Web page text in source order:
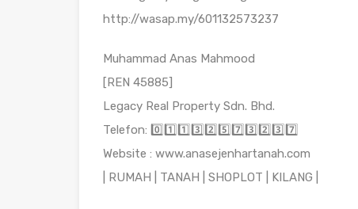
http://wasap.my/601132573237
Muhammad Anas Mahmood
[REN 45885]
Legacy Real Property Sdn. Bhd.
Telefon: 0️⃣1️⃣1️⃣3️⃣2️⃣5️⃣7️⃣3️⃣2️⃣3️⃣7️⃣
Website : www.anasejenhartanah.com
| RUMAH | TANAH | SHOPLOT | KILANG |